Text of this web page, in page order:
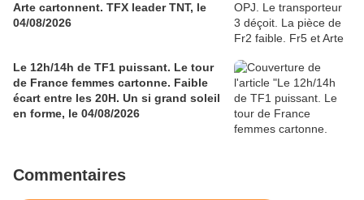
Arte cartonnent. TFX leader TNT, le
04/08/2026
Le 12h/14h de TF1 puissant. Le tour
de France femmes cartonne. Faible
écart entre les 20H. Un si grand soleil
en forme, le 04/08/2026
Commentaires